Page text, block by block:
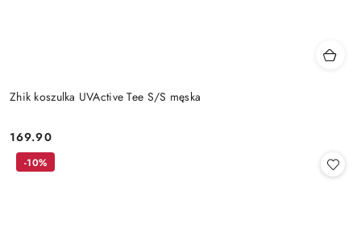
Zhik koszulka UVActive Tee S/S męska
Cena:
169.90
-10%